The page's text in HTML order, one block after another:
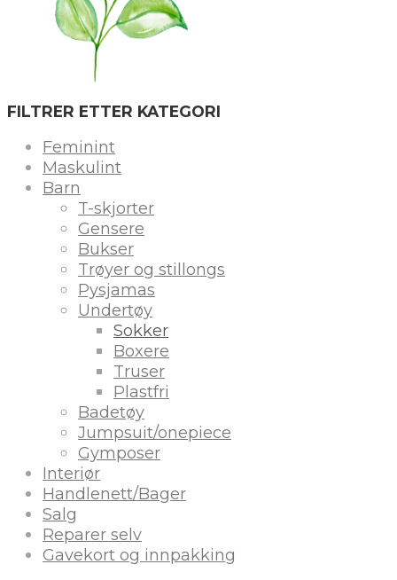
FILTRER ETTER KATEGORI
Feminint
Maskulint
Barn
T-skjorter
Gensere
Bukser
Trøyer og stillongs
Pysjamas
Undertøy
Sokker
Boxere
Truser
Plastfri
Badetøy
Jumpsuit/onepiece
Gymposer
Interiør
Handlenett/Bager
Salg
Reparer selv
Gavekort og innpakking